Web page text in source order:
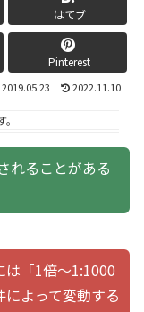
はてブ
Pinterest
2019.05.23 2022.11.10
れることがある
は「1倍～1:1000
よって変動する